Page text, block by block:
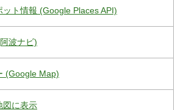
ト情報 (Google Places API)
波ナビ)
(Google Map)
図に表示